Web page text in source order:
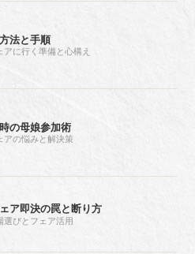
法と手順
アに行く準備と心構え
の母娘参加術
アの悩みと解決策
ア即決の罠と断り方
選びとフェア活用